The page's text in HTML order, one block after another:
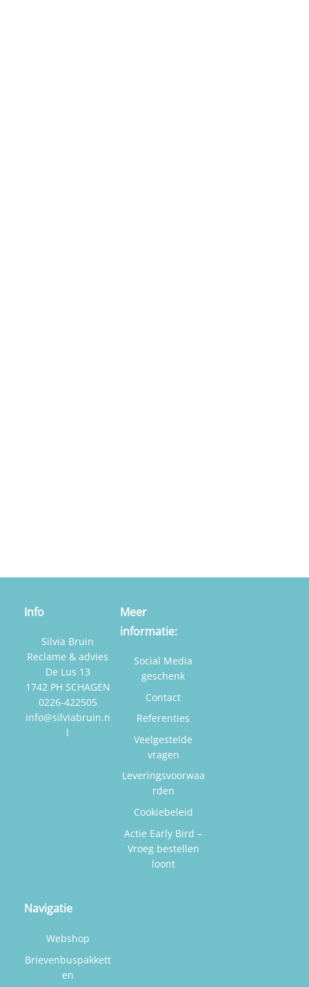
Info
Silvia Bruin
Reclame & advies
De Lus 13
1742 PH SCHAGEN
0226-422505
info@silviabruin.n
l
Meer
informatie:
Social Media
geschenk
Contact
Referenties
Veelgestelde
vragen
Leveringsvoorwaa
rden
Cookiebeleid
Actie Early Bird –
Vroeg bestellen
loont
Navigatie
Webshop
Brievenbuspakkett
en